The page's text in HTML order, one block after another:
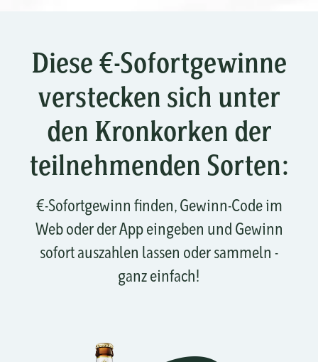
Diese €-Sofortgewinne
verstecken sich unter
den Kronkorken der
teilnehmenden Sorten:
€-Sofortgewinn finden, Gewinn-Code im
Web oder der App eingeben und Gewinn
sofort auszahlen lassen oder sammeln -
ganz einfach!